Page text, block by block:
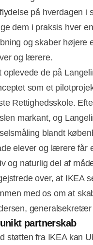
på hverdagen i
dem i praksis hver
og skaber højere
og lærere.
oplevede de på
som et
Rettighedsskole.
markant, og
blandt
elever og lærere får
og naturlig del af
over, at IKEA
med os om at
partnerskab
støtten fra IKEA kan